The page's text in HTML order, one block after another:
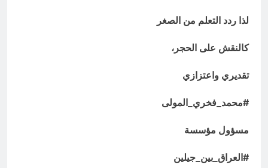
لذا ردد التعلم من الصغر
كالنقش على الحجر،
تقديري واعتزازي
#محمد_فخري_المولى
مسؤول مؤسسة
#العراق_بين_جيلين